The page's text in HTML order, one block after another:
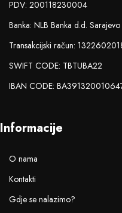
PDV: 200118230004
Banka: NLB Banka d.d. Sarajevo
Transakcijski račun:
SWIFT CODE: TBTUBA22
IBAN CODE:
Informacije
O nama
Kontakti
Gdje se nalazimo?